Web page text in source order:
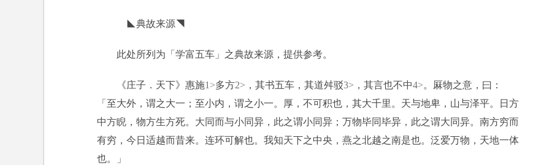
◣典故来源◥
此处所列为「学富五车」之典故来源，提供参考。
《庄子．天下》惠施1>多方2> ，其书五车，其道舛驳3> ，其言也不中4>。厤物之意，曰：
「至大外，谓之大一；至小内，谓之小一。厚，不可积也，其大千里。天与地卑，山与泽平。日方
中方睨，物方生方死。大同而与小同异，此之谓小同异；万物毕同毕异，此之谓大同异。南方穷而
有穷，今日适越而昔来。连环可解也。我知天下之中央，燕之北越之南是也。泛爱万物，天地一体
也。」